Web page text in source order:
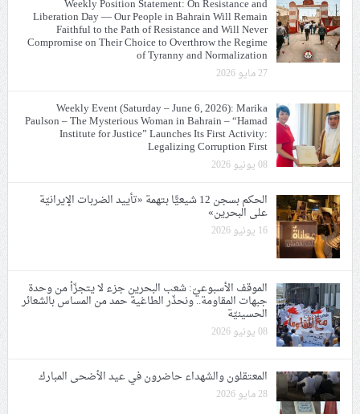
Weekly Position Statement: On Resistance and
Liberation Day — Our People in Bahrain Will Remain
Faithful to the Path of Resistance and Will Never
Compromise on Their Choice to Overthrow the Regime
of Tyranny and Normalization
27 مايو 2026
Weekly Event (Saturday – June 6, 2026): Marika
Paulson – The Mysterious Woman in Bahrain – “Hamad
Institute for Justice” Launches Its First Activity:
Legalizing Corruption First
08 يونيو 2026
الحكم بسجن 12 شيعيًّا بتهمة «تأييد الضربات الإيرانيّة
على البحرين»
16 يونيو 2026
الموقف الأسبوعيّ: شعب البحرين جزء لا يتجزّأ من وحدة
جبهات المقاومة.. ونحذّر الطاغية حمد من المساس بالشعائر
الحسينيّة
08 يونيو 2026
المعتقلون والشهداء حاضرون في عيد الأضحى المبارك
28 مايو 2026